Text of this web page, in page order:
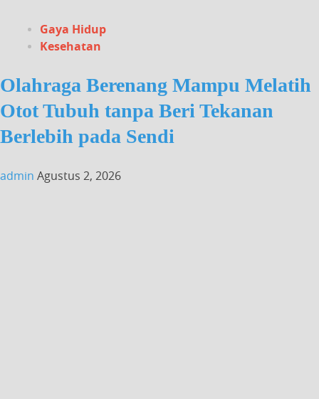
Gaya Hidup
Kesehatan
Olahraga Berenang Mampu Melatih
Otot Tubuh tanpa Beri Tekanan
Berlebih pada Sendi
admin Agustus 2, 2026